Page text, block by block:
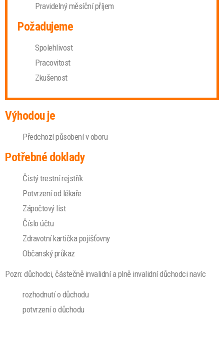
Pravidelný měsíční příjem
Požadujeme
Spolehlivost
Pracovitost
Zkušenost
Výhodou je
Předchozí působení v oboru
Potřebné doklady
Čistý trestní rejstřík
Potvrzení od lékaře
Zápočtový list
Číslo účtu
Zdravotní kartička pojišťovny
Občanský průkaz
Pozn: důchodci, částečně invalidní a plně invalidní důchodci navíc
rozhodnutí o důchodu
potvrzení o důchodu